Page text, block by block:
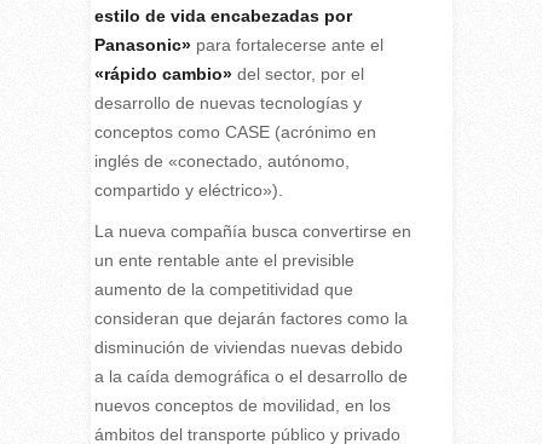
estilo de vida encabezadas por
Panasonic»para fortalecerse ante el
«rápido cambio»del sector, por el
desarrollo de nuevas tecnologías y
conceptos como CASE (acrónimo en
inglés de «conectado, autónomo,
compartido y eléctrico»).
La nueva compañía busca convertirse en
un ente rentable ante el previsible
aumento de la competitividad que
consideran que dejarán factores como la
disminución de viviendas nuevas debido
a la caída demográfica o el desarrollo de
nuevos conceptos de movilidad, en los
ámbitos del transporte público y privado